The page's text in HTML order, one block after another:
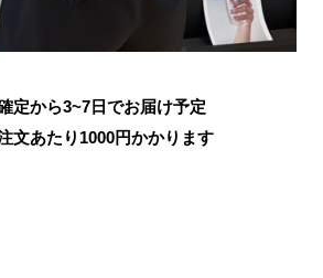
定から3~7日でお届け予定
文あたり 1000円かかります